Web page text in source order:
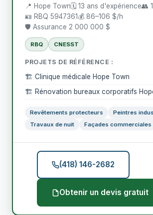
📍 Hope Town🗓️ 13 ans d'expérience👥
🪪 RBQ 5947361💰 86–106 $/h
🛡️ Assurance 2 000 000 $
RBQ CNESST
PROJETS DE RÉFÉRENCE :
🏗️ Clinique médicale Hope Town
🏗️ Rénovation bureaux corporatifs
Revêtements protecteurs
Peintres
Travaux de nuit
Façades commerciales
(418) 146-2682
Obtenir un devis gratuit